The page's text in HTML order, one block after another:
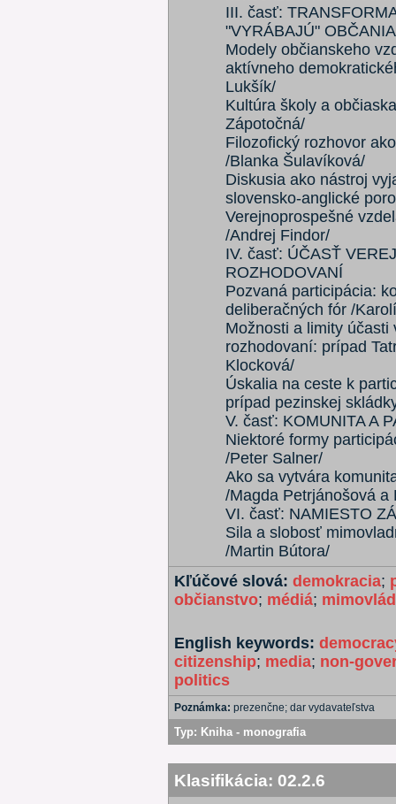
III. časť:
"VYRÁBAJÚ"
Modely občianskeho
aktívneho
Lukšík/
Kultúra školy a
Zápotočná/
Filozofický rozhovor
/Blanka Šulavíková/
Diskusia ako nástroj
slovensko-anglické
Verejnoprospešné
/Andrej Findor/
IV. časť: ÚČASŤ
ROZHODOVANÍ
Pozvaná participácia:
deliberačných fór /
Možnosti a limity
rozhodovaní: prípad
Klocková/
Úskalia na ceste k
prípad pezinskej
V. časť: KOMUNITA A
Niektoré formy
/Peter Salner/
Ako sa vytvára
/Magda Petrjánošová a
VI. časť: NAMIESTO
Sila a slobosť
/Martin Bútora/
Kľúčové slová: demokracia;
občianstvo; médiá;
English keywords:
citizenship; media; non-
politics
Poznámka: prezenčne; dar vydavateľstva
Typ: Kniha - monografia
Klasifikácia: 02.2.6